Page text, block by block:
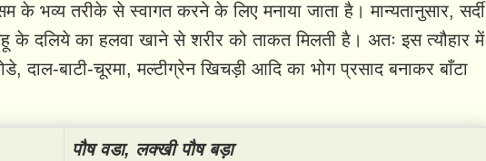
के भव्य तरीके से स्वागत करने के लिए मनाया जाता है। मान्यतानुसार, सर्दी
के दलिये का हलवा खाने से शरीर को ताकत मिलती है। अतः इस त्यौहार में
दाल-बाटी-चूरमा, मल्टीग्रेन खिचड़ी आदि का भोग प्रसाद बनाकर बाँटा
पौष वडा, लक्खी पौष बड़ा